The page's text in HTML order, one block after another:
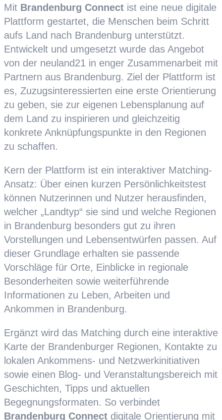
Mit Brandenburg Connect ist eine neue digitale
Plattform gestartet, die Menschen beim Schritt
aufs Land nach Brandenburg unterstützt.
Entwickelt und umgesetzt wurde das Angebot
von der neuland21 in enger Zusammenarbeit mit
Partnern aus Brandenburg. Ziel der Plattform ist
es, Zuzugsinteressierten eine erste Orientierung
zu geben, sie zur eigenen Lebensplanung auf
dem Land zu inspirieren und gleichzeitig
konkrete Anknüpfungspunkte in den Regionen
zu schaffen.
Kern der Plattform ist ein interaktiver Matching-
Ansatz: Über einen kurzen Persönlichkeitstest
können Nutzerinnen und Nutzer herausfinden,
welcher „Landtyp“ sie sind und welche Regionen
in Brandenburg besonders gut zu ihren
Vorstellungen und Lebensentwürfen passen. Auf
dieser Grundlage erhalten sie passende
Vorschläge für Orte, Einblicke in regionale
Besonderheiten sowie weiterführende
Informationen zu Leben, Arbeiten und
Ankommen in Brandenburg.
Ergänzt wird das Matching durch eine interaktive
Karte der Brandenburger Regionen, Kontakte zu
lokalen Ankommens- und Netzwerkinitiativen
sowie einen Blog- und Veranstaltungsbereich mit
Geschichten, Tipps und aktuellen
Begegnungsformaten. So verbindet
Brandenburg Connect digitale Orientierung mit